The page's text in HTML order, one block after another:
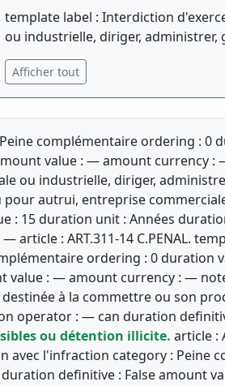
template label : Interdiction
ou industrielle, diriger,
Afficher tout
complémentaire ordering : 0
value : — amount currency :
ou industrielle, diriger,
autrui, entreprise
: 15 duration unit : Années
: ART.311-14 C.PENAL.
ordering : 0 duration
value : — amount currency : —
à la commettre ou son
operator : — can duration
ou détention illicite. article :
l'infraction category : Peine
definitive : False amount